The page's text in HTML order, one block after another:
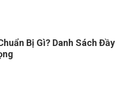
Bị Gì? Danh Sách Đầy